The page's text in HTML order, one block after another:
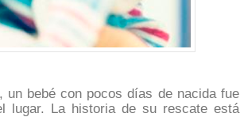
un bebé con pocos días de nacida fue
lugar. La historia de su rescate está